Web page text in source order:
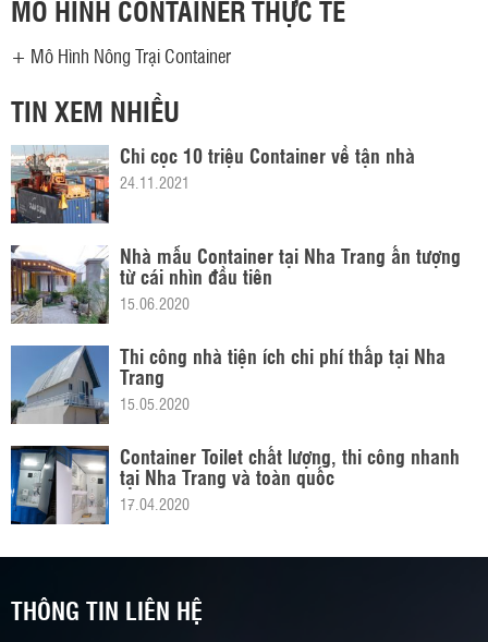
MÔ HÌNH CONTAINER THỰC TẾ
+ Mô Hình Nông Trại Container
TIN XEM NHIỀU
Chỉ cọc 10 triệu Container về tận nhà
24.11.2021
Nhà mẫu Container tại Nha Trang ấn tượng
từ cái nhìn đầu tiên
15.06.2020
Thi công nhà tiện ích chi phí thấp tại Nha
Trang
15.05.2020
Container Toilet chất lượng, thi công nhanh
tại Nha Trang và toàn quốc
17.04.2020
THÔNG TIN LIÊN HỆ